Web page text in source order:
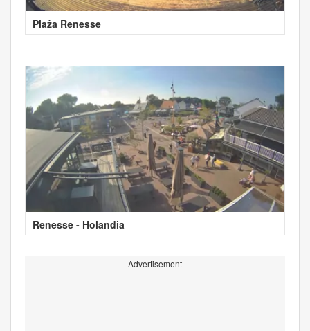
Plaża Renesse
Renesse - Holandia
Advertisement